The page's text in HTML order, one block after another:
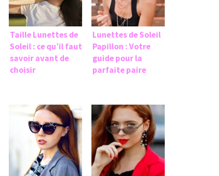
Taille Lunettes de
Soleil : ce qu’il faut
savoir avant de
choisir
Lunettes de Soleil
Papillon : Votre
guide pour la
parfaite paire